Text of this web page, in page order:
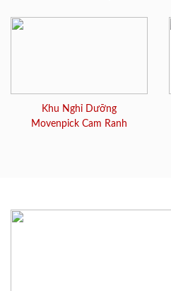
Khu Nghỉ Dưỡng
Movenpick Cam Ranh